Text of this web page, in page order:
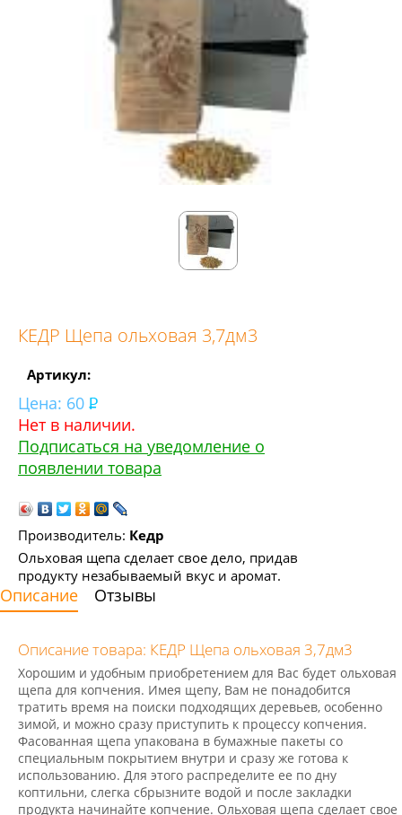
КЕДР Щепа ольховая 3,7дм3
Артикул:
Цена: 60
Нет в наличии.
Подписаться на уведомление о
появлении товара
Производитель: Кедр
Ольховая щепа сделает свое дело, придав
продукту незабываемый вкус и аромат.
Описание Отзывы
Описание товара: КЕДР Щепа ольховая 3,7дм3
Хорошим и удобным приобретением для Вас будет ольховая
щепа для копчения. Имея щепу, Вам не понадобится
тратить время на поиски подходящих деревьев, особенно
зимой, и можно сразу приступить к процессу копчения.
Фасованная щепа упакована в бумажные пакеты со
специальным покрытием внутри и сразу же готова к
использованию. Для этого распределите ее по дну
коптильни, слегка сбрызните водой и после закладки
продукта начинайте копчение. Ольховая щепа сделает свое